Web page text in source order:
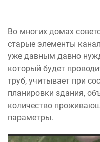
Во многих домах
старые элементы
уже давным давно
который будет
труб, учитывает при
планировки здания,
количество
параметры.